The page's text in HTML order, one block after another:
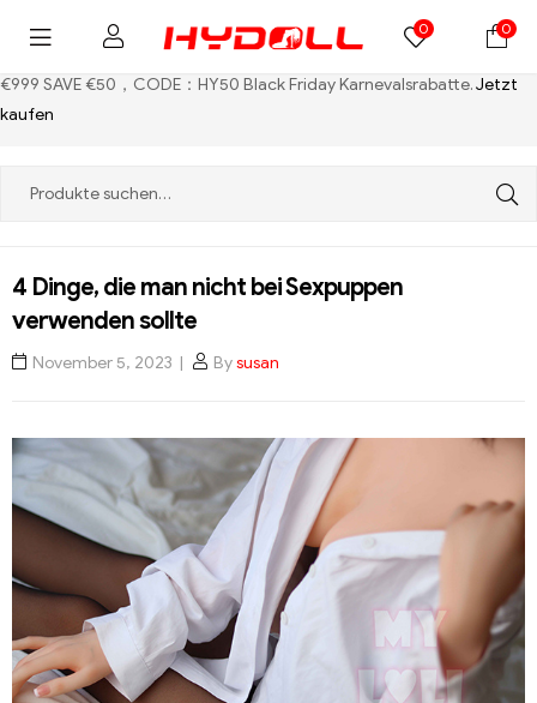
€999 SAVE €50，CODE：HY50 Black Friday Karnevalsrabatte.Jetzt
kaufen
0 0
4 Dinge, die man nicht bei Sexpuppen
verwenden sollte
November 5, 2023 Bysusan